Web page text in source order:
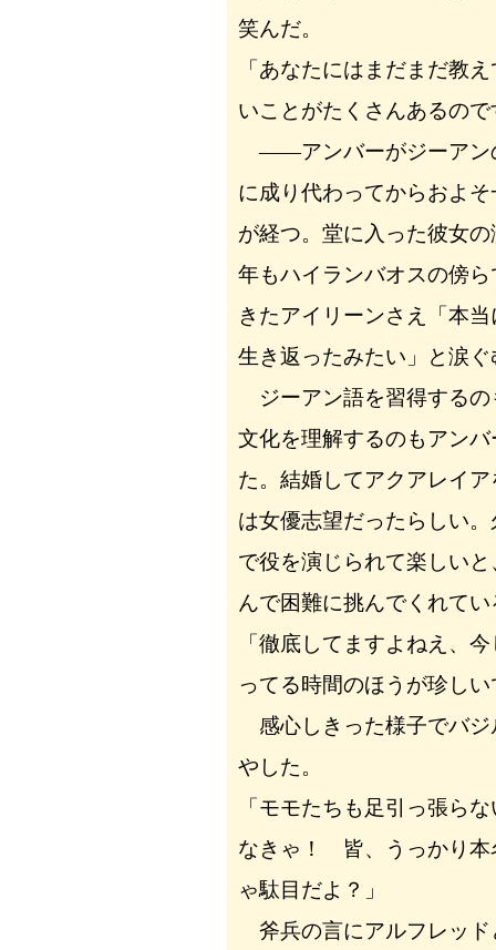
笑んだ。
「あなたにはまだまだ教
いことがたくさんあるの
――アンバーがジーアン
に成り代わってからおよ
が経つ。堂に入った彼女
年もハイランバオスの傍
きたアイリーンさえ「本
生き返ったみたい」と涙
ジーアン語を習得するの
文化を理解するのもアン
た。結婚してアクアレイ
は女優志望だったらしい
で役を演じられて楽しい
んで困難に挑んでくれてい
「徹底してますよねえ、
ってる時間のほうが珍し
感心しきった様子でバジ
やした。
「モモたちも足引っ張ら
なきゃ！ 皆、うっかり本
ゃ駄目だよ？」
斧兵の言にアルフレッド